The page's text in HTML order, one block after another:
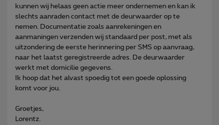
kunnen wij helaas geen actie meer ondernemen en kan ik
slechts aanraden contact met de deurwaarder op te
nemen. Documentatie zoals aanrekeningen en
aanmaningen verzenden wij standaard per post, met als
uitzondering de eerste herinnering per SMS op aanvraag,
naar het laatst geregistreerde adres. De deurwaarder
werkt met domicilie gegevens.
Ik hoop dat het alvast spoedig tot een goede oplossing
komt voor jou.
Groetjes,
Lorentz.